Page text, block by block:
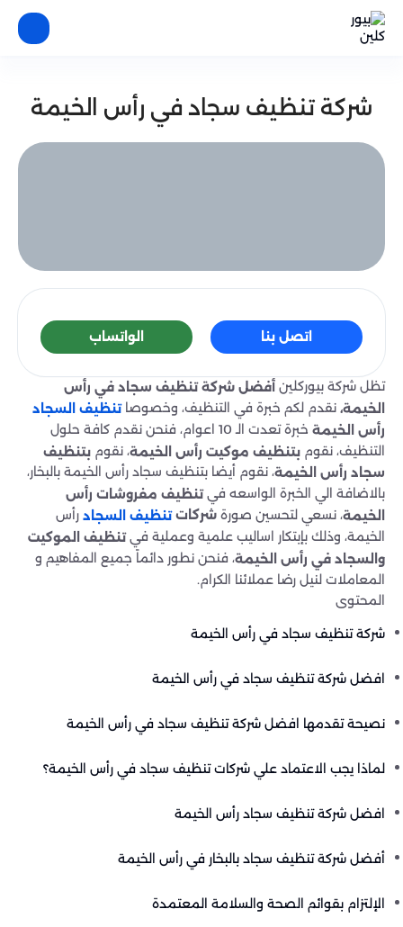
شركة تنظيف سجاد في رأس الخيمة
اتصل بنا الواتساب
تظل شركة بيوركلين أفضل شركة تنظيف سجاد في رأس
الخيمة، نقدم لكم خبرة في التنظيف، وخصوصاتنظيف السجاد
رأس الخيمة
خبرة تعدت الـ 10 اعوام، فنحن نقدم كافة حلول
التنظيف، نقوم بتنظيف موكيت رأس الخيمة، نقوم بتنظيف
سجاد رأس الخيمة، نقوم أيضا بتنظيف سجاد رأس الخيمة بالبخار،
بالاضافة الي الخبرة الواسعه فيتنظيف مفروشات رأس
الخيمة، نسعي لتحسين صورة شركاتتنظيف السجاد رأس
الخيمة، وذلك بإبتكار اساليب علمية وعملية فيتنظيف الموكيت
والسجاد في رأس الخيمة، فنحن نطور دائماً جميع المفاهيم و
المعاملات لنيل رضا عملائنا الكرام.
المحتوى
شركة تنظيف سجاد في رأس الخيمة
افضل شركة تنظيف سجاد في رأس الخيمة
نصيحة تقدمها افضل شركة تنظيف سجاد في رأس الخيمة
لماذا يجب الاعتماد علي شركات تنظيف سجاد في رأس الخيمة؟
افضل شركة تنظيف سجاد رأس الخيمة
أفضل شركة تنظيف سجاد بالبخار في رأس الخيمة
الإلتزام بقوائم الصحة والسلامة المعتمدة